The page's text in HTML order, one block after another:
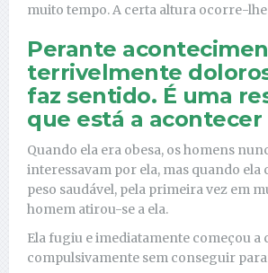
muito tempo. A certa altura ocorre-lhe
Perante
terrivelmente
faz sentido. É uma
que está a acontecer
Quando ela era obesa, os homens
interessavam por ela, mas quando ela
peso saudável, pela primeira vez em
homem atirou-se a ela.
Ela fugiu e imediatamente começou a
compulsivamente sem conseguir